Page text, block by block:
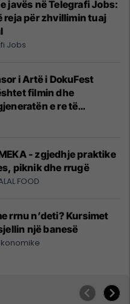
javës në Telegrafi Jobs:
reja për zhvillimin tuaj
Jobs
i Artë i DokuFest
filmin dhe
e re të
- zgjedhje praktike
piknik dhe rrugë
FOOD
rrnu n’deti? Kursimet
një banesë